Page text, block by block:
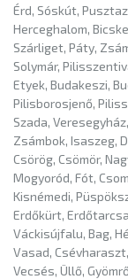
Érd, Sóskút,
Herceghalom,
Szárliget, Páty,
Solymár,
Etyek, Budakeszi,
Pilisborosjenő,
Szada,
Zsámbok, Isaszeg,
Csörög, Csömör,
Mogyoród, Fót,
Kisnémedi,
Erdőkürt,
Váckisújfalu, Bag,
Vasad,
Vecsés, Üllő,